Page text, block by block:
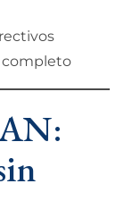
completo